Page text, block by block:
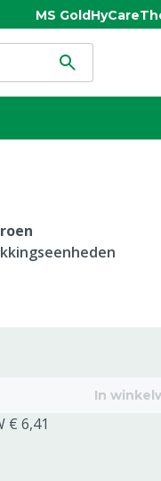
MS GoldHyCare
In
€ 6,41